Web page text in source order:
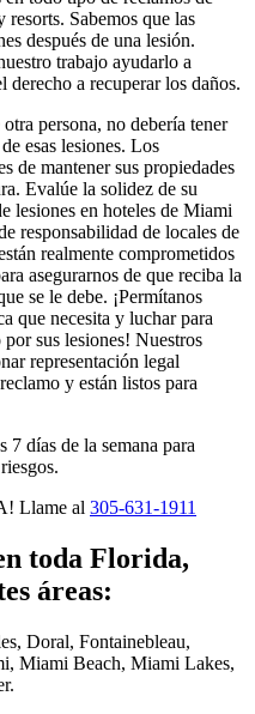
Sabemos que las
después de una lesión.
trabajo ayudarlo a
derecho a recuperar los daños.
persona, no debería tener
esas lesiones. Los
de mantener sus propiedades
Evalúe la solidez de su
lesiones en hoteles de Miami
responsabilidad de locales de
realmente comprometidos
asegurarnos de que reciba la
se le debe. ¡Permítanos
que necesita y luchar para
por sus lesiones! Nuestros
representación legal
y están listos para
7 días de la semana para
Llame al 305-631-1911
toda Florida,
áreas:
Doral, Fontainebleau,
Miami Beach, Miami Lakes,